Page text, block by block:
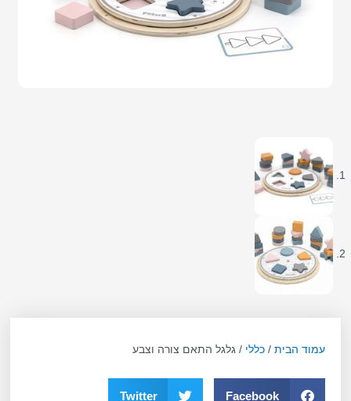
עמוד הבית /כללי / גלגל התאם צורה וצבע
Facebook
Twitter